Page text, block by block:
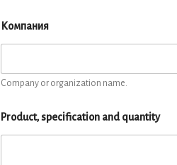
Компания
Company or organization name.
Product, specification and quantity